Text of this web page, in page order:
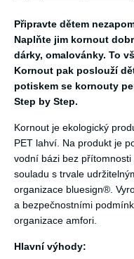
Připravte dětem
Naplňte jim kornout
dárky, omalovánky. To
Kornout pak poslouží
potiskem se kornouty
Step by Step.
Kornout je ekologický
PET lahví. Na produkt je
vodní bázi bez
souladu s trvale
organizace bluesign®.
a bezpečnostními
organizace amfori.
Hlavní výhody: